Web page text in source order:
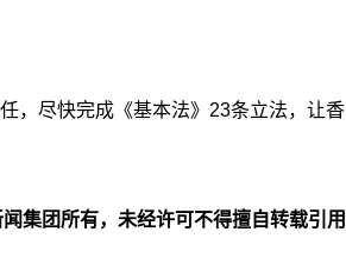
，尽快完成《基本法》23条立法，让香
集团所有，未经许可不得擅自转载引用